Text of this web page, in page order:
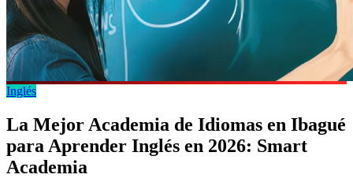
Inglés
La Mejor Academia de Idiomas en Ibagué
para Aprender Inglés en 2026: Smart
Academia